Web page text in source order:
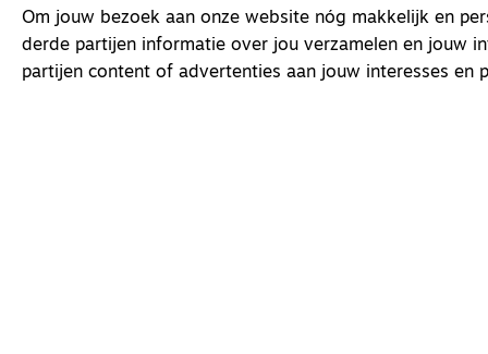
Om jouw bezoek aan onze website nóg makkelijk en
derde partijen informatie over jou verzamelen en jouw
partijen content of advertenties aan jouw interesses en